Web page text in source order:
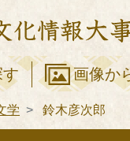
画像か
学 鈴木彦次郎